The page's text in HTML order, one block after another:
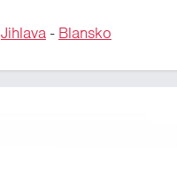
Jihlava- Blansko